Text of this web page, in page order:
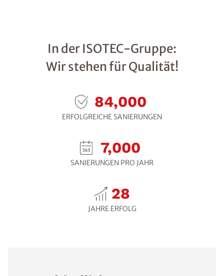
In der ISOTEC-Gruppe:
Wir stehen für Qualität!
105,600
ERFOLGREICHE SANIERUNGEN
8,800
SANIERUNGEN PRO JAHR
30
JAHRE ERFOLG